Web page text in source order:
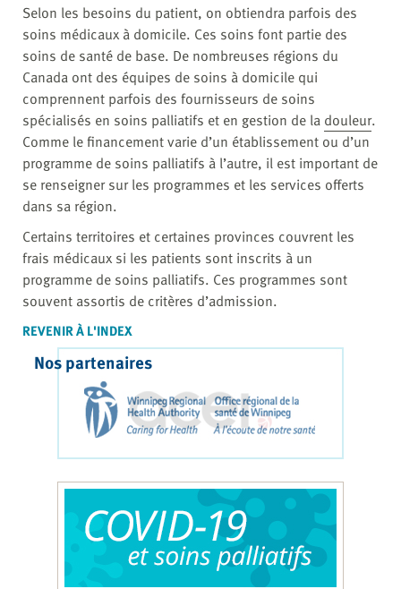
Selon les besoins du patient, on obtiendra parfois des
soins médicaux à domicile. Ces soins font partie des
soins de santé de base. De nombreuses régions du
Canada ont des équipes de soins à domicile qui
comprennent parfois des fournisseurs de soins
spécialisés en soins palliatifs et en gestion de la douleur.
Comme le financement varie d’un établissement ou d’un
programme de soins palliatifs à l’autre, il est important de
se renseigner sur les programmes et les services offerts
dans sa région.
Certains territoires et certaines provinces couvrent les
frais médicaux si les patients sont inscrits à un
programme de soins palliatifs. Ces programmes sont
souvent assortis de critères d’admission.
REVENIR À L'INDEX
Nos partenaires